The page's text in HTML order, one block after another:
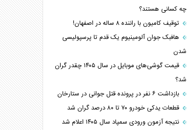
چه کسانی هستند؟
توقیف کامیون با راننده ۸ ساله در اصفهان!
هافبک جوان آلومینیوم یک قدم تا پرسپولیسی
شدن
قیمت گوشی‌های موبایل در سال ۱۴۰۵ چقدر گران
شد؟
بازداشت ۶ نفر در پرونده قتل جوانی در ستارخان
قطعات یدکی خودرو ۷۰ تا ۸۰ درصد گران شد
نتیجه آزمون ورودی سمپاد سال ۱۴۰۵ اعلام شد